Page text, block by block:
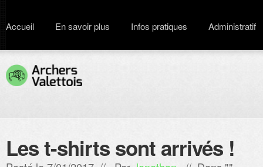
Accueil En savoir plus Infos pratiques Administratif
Les t-shirts sont arrivés !